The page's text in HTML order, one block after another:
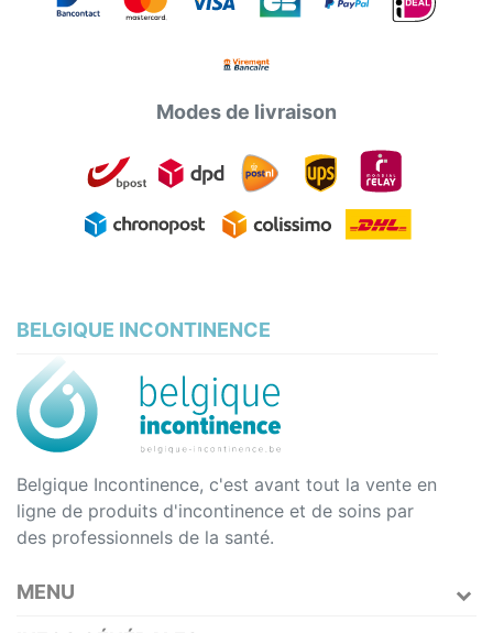
Modes de livraison
BELGIQUE INCONTINENCE
Belgique Incontinence, c'est avant tout la vente en
ligne de produits d'incontinence et de soins par
des professionnels de la santé.
MENU